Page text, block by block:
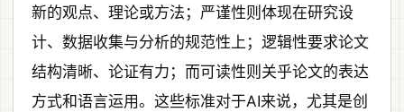
新的观点、理论或方法；严谨性则体现在研究设
计、数据收集与分析的规范性上；逻辑性要求论文
结构清晰、论证有力；而可读性则关乎论文的表达
方式和语言运用。这些标准对于AI来说，尤其是创